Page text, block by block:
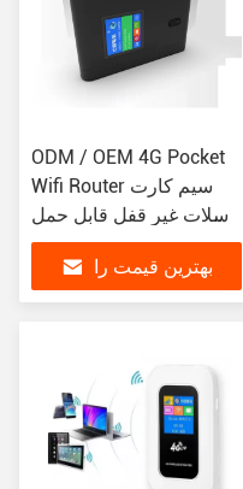
ODM / OEM 4G Pocket
Wifi Router سیم کارت
اسلات غیر قفل قابل حمل
بی سیم مینی وای فای با
باتری 2100mAh 10 کاربر
متصل
بهترین قیمت را